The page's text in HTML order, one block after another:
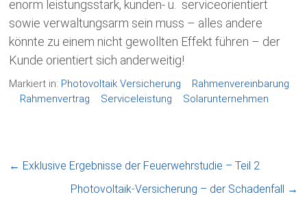
enorm leistungsstark, kunden- u. serviceorientiert
sowie verwaltungsarm sein muss – alles andere
könnte zu einem nicht gewollten Effekt führen – der
Kunde orientiert sich anderweitig!
Markiert in: Photovoltaik Versicherung
Rahmenvereinbarung
Rahmenvertrag
Serviceleistung Solarunternehmen
← Exklusive Ergebnisse der Feuerwehrstudie – Teil 2
Photovoltaik-Versicherung – der Schadenfall →